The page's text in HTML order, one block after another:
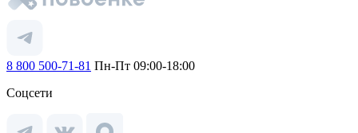
8 800 500-71-81 Пн-Пт 09:00-18:00
Соцсети